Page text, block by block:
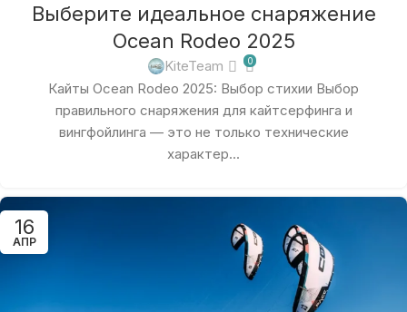
Выберите идеальное снаряжение
Ocean Rodeo 2025
KiteTeam 0
Кайты Ocean Rodeo 2025: Выбор стихии Выбор
правильного снаряжения для кайтсерфинга и
вингфойлинга — это не только технические
характер...
16
АПР